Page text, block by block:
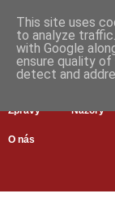
Zprávy Názory
O nás
This site uses
to analyze
with Google
ensure quality
detect and